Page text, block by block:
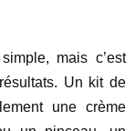
mais c’est
Un kit de
une crème